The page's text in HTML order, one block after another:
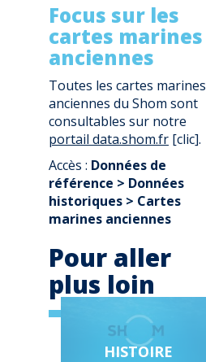
Focus sur les
cartes marines
anciennes
Toutes les cartes marines
anciennes du Shom sont
consultables sur notre
portail data.shom.fr [clic].
Accès : Données de
référence > Données
historiques > Cartes
marines anciennes
Pour aller
plus loin
HISTOIRE